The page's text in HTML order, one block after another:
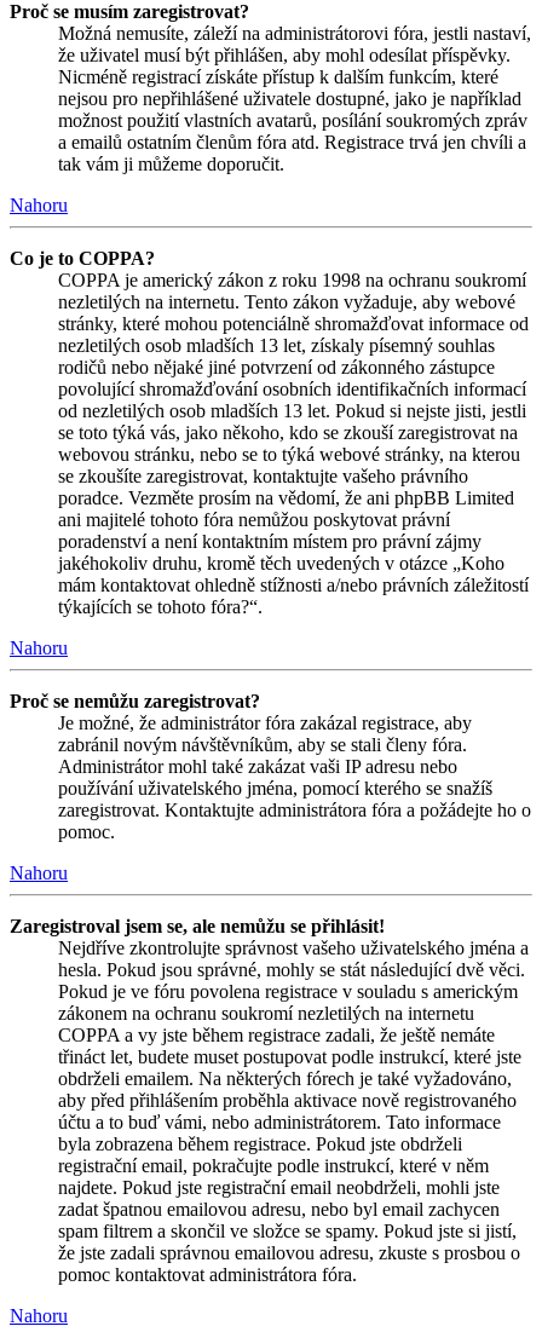
Proč se musím zaregistrovat?
Možná nemusíte, záleží na administrátorovi fóra, jestli nastaví,
že uživatel musí být přihlášen, aby mohl odesílat příspěvky.
Nicméně registrací získáte přístup k dalším funkcím, které
nejsou pro nepřihlášené uživatele dostupné, jako je například
možnost použití vlastních avatarů, posílání soukromých zpráv
a emailů ostatním členům fóra atd. Registrace trvá jen chvíli a
tak vám ji můžeme doporučit.
Nahoru
Co je to COPPA?
COPPA je americký zákon z roku 1998 na ochranu soukromí
nezletilých na internetu. Tento zákon vyžaduje, aby webové
stránky, které mohou potenciálně shromažďovat informace od
nezletilých osob mladších 13 let, získaly písemný souhlas
rodičů nebo nějaké jiné potvrzení od zákonného zástupce
povolující shromažďování osobních identifikačních informací
od nezletilých osob mladších 13 let. Pokud si nejste jisti, jestli
se toto týká vás, jako někoho, kdo se zkouší zaregistrovat na
webovou stránku, nebo se to týká webové stránky, na kterou
se zkoušíte zaregistrovat, kontaktujte vašeho právního
poradce. Vezměte prosím na vědomí, že ani phpBB Limited
ani majitelé tohoto fóra nemůžou poskytovat právní
poradenství a není kontaktním místem pro právní zájmy
jakéhokoliv druhu, kromě těch uvedených v otázce „Koho
mám kontaktovat ohledně stížnosti a/nebo právních záležitostí
týkajících se tohoto fóra?“.
Nahoru
Proč se nemůžu zaregistrovat?
Je možné, že administrátor fóra zakázal registrace, aby
zabránil novým návštěvníkům, aby se stali členy fóra.
Administrátor mohl také zakázat vaši IP adresu nebo
používání uživatelského jména, pomocí kterého se snažíš
zaregistrovat. Kontaktujte administrátora fóra a požádejte ho o
pomoc.
Nahoru
Zaregistroval jsem se, ale nemůžu se přihlásit!
Nejdříve zkontrolujte správnost vašeho uživatelského jména a
hesla. Pokud jsou správné, mohly se stát následující dvě věci.
Pokud je ve fóru povolena registrace v souladu s americkým
zákonem na ochranu soukromí nezletilých na internetu
COPPA a vy jste během registrace zadali, že ještě nemáte
třináct let, budete muset postupovat podle instrukcí, které jste
obdrželi emailem. Na některých fórech je také vyžadováno,
aby před přihlášením proběhla aktivace nově registrovaného
účtu a to buď vámi, nebo administrátorem. Tato informace
byla zobrazena během registrace. Pokud jste obdrželi
registrační email, pokračujte podle instrukcí, které v něm
najdete. Pokud jste registrační email neobdrželi, mohli jste
zadat špatnou emailovou adresu, nebo byl email zachycen
spam filtrem a skončil ve složce se spamy. Pokud jste si jistí,
že jste zadali správnou emailovou adresu, zkuste s prosbou o
pomoc kontaktovat administrátora fóra.
Nahoru